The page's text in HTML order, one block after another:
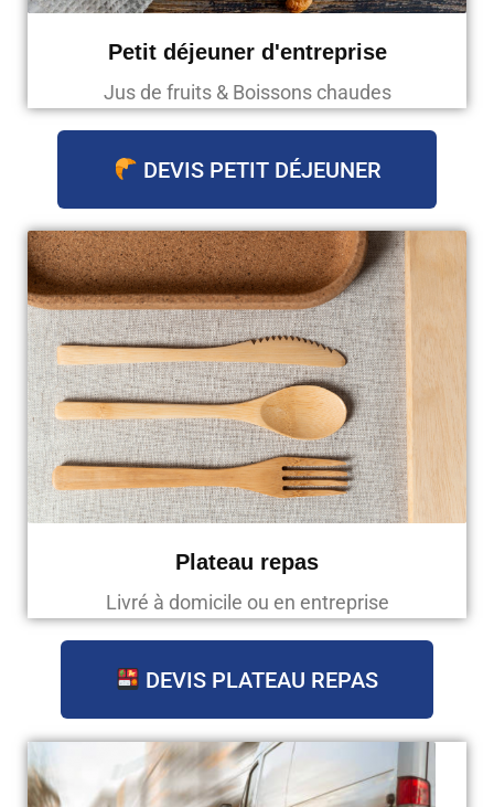
Petit déjeuner d'entreprise
Jus de fruits & Boissons chaudes
DEVIS PETIT DÉJEUNER
Plateau repas
Livré à domicile ou en entreprise
DEVIS PLATEAU REPAS